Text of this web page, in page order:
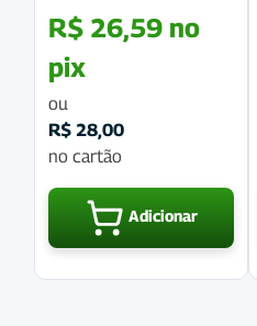
R$ 26,59 no
pix
ou
R$ 28,00
no cartão
Adicionar